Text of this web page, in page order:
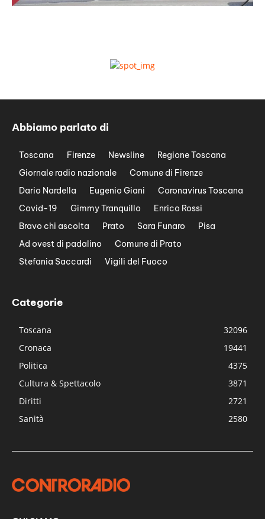
Abbiamo parlato di
Toscana Firenze Newsline
Regione Toscana
Giornale radio nazionale
Comune di Firenze
Dario Nardella
Eugenio Giani
Coronavirus Toscana
Covid-19
Gimmy Tranquillo
Enrico Rossi
Bravo chi ascolta
Prato Sara Funaro
Pisa
Ad ovest di padalino
Comune di Prato
Stefania Saccardi
Vigili del Fuoco
Categorie
Toscana
32096
Cronaca
19441
Politica
4375
Cultura & Spettacolo
3871
Diritti
2721
Sanità
2580